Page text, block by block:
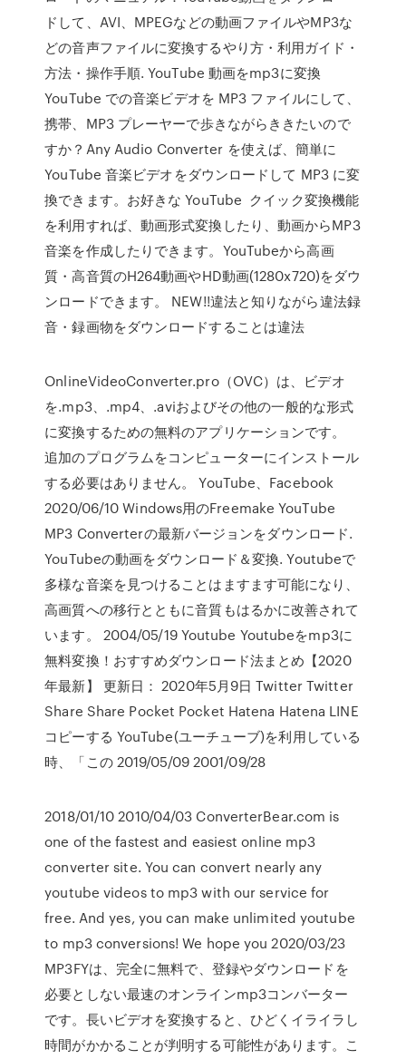
ドして、AVI、MPEGなどの動画ファイルやMP3な
どの音声ファイルに変換するやり方・利用ガイド・
方法・操作手順. YouTube 動画をmp3に変換
YouTube での音楽ビデオを MP3 ファイルにして、
携帯、MP3 プレーヤーで歩きながらききたいので
すか？Any Audio Converter を使えば、簡単に
YouTube 音楽ビデオをダウンロードして MP3 に変
換できます。お好きな YouTube クイック変換機能
を利用すれば、動画形式変換したり、動画からMP3
音楽を作成したりできます。YouTubeから高画
質・高音質のH264動画やHD動画(1280x720)をダウ
ンロードできます。 NEW!!違法と知りながら違法録
音・録画物をダウンロードすることは違法
OnlineVideoConverter.pro（OVC）は、ビデオ
を.mp3、.mp4、.aviおよびその他の一般的な形式
に変換するための無料のアプリケーションです。
追加のプログラムをコンピューターにインストール
する必要はありません。 YouTube、Facebook
2020/06/10 Windows用のFreemake YouTube
MP3 Converterの最新バージョンをダウンロード.
YouTubeの動画をダウンロード＆変換. Youtubeで
多様な音楽を見つけることはますます可能になり、
高画質への移行とともに音質もはるかに改善されて
います。 2004/05/19 Youtube Youtubeをmp3に
無料変換！おすすめダウンロード法まとめ【2020
年最新】 更新日： 2020年5月9日 Twitter Twitter
Share Share Pocket Pocket Hatena Hatena LINE
コピーする YouTube(ユーチューブ)を利用している
時、「この 2019/05/09 2001/09/28
2018/01/10 2010/04/03 ConverterBear.com is
one of the fastest and easiest online mp3
converter site. You can convert nearly any
youtube videos to mp3 with our service for
free. And yes, you can make unlimited youtube
to mp3 conversions! We hope you 2020/03/23
MP3FYは、完全に無料で、登録やダウンロードを
必要としない最速のオンラインmp3コンバーター
です。長いビデオを変換すると、ひどくイライラし
時間がかかることが判明する可能性があります。こ